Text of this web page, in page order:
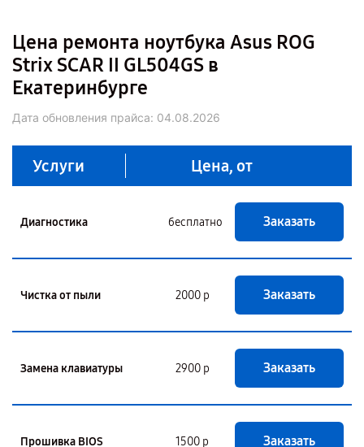
Цена ремонта ноутбука Asus ROG
Strix SCAR II GL504GS в
Екатеринбурге
Дата обновления прайса: 04.08.2026
Услуги Цена, от
Диагностика бесплатно Заказать
Чистка от пыли 2000 р Заказать
Замена клавиатуры 2900 р Заказать
Прошивка BIOS 1500 р Заказать